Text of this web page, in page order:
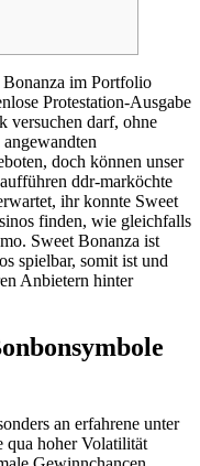
Bonanza im Portfolio
Protestation-Ausgabe
versuchen darf, ohne
doch können unser
ddr-marköchte
ihr konnte Sweet
finden, wie gleichfalls
Sweet Bonanza ist
spielbar, somit ist und
Anbietern hinter
an erfahrene unter
qua hoher Volatilität